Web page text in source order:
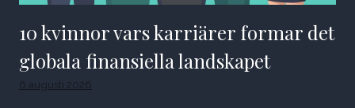
10 kvinnor vars karriärer formar det
globala finansiella landskapet
6 augusti 2026